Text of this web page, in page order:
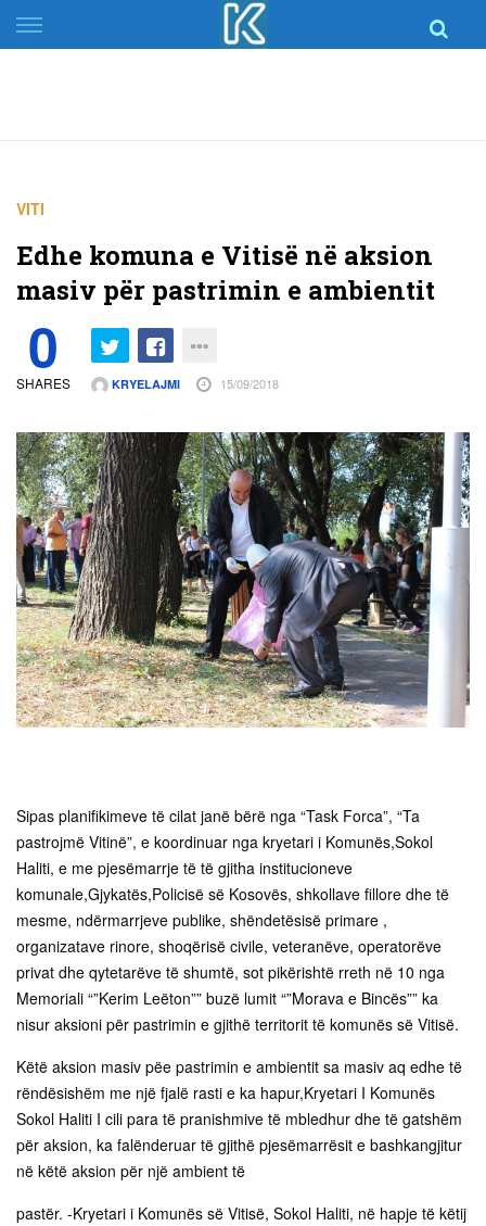
Skip
to
VITI
Edhe komuna e Vitisë në aksion
masiv për pastrimin e ambientit
0
SHARES KRYELAJMI 15/09/2018
Sipas planifikimeve të cilat janë bërë nga “Task Forca”, “Ta
pastrojmë Vitinë”, e koordinuar nga kryetari i Komunës,Sokol
Haliti, e me pjesëmarrje të të gjitha institucioneve
komunale,Gjykatës,Policisë së Kosovës, shkollave fillore dhe të
mesme, ndërmarrjeve publike, shëndetësisë primare ,
organizatave rinore, shoqërisë civile, veteranëve, operatorëve
privat dhe qytetarëve të shumtë, sot pikërishtë rreth në 10 nga
Memoriali “”Kerim Leëton”” buzë lumit “”Morava e Bincës”” ka
nisur aksioni për pastrimin e gjithë territorit të komunës së Vitisë.
Këtë aksion masiv pëe pastrimin e ambientit sa masiv aq edhe të
rëndësishëm me një fjalë rasti e ka hapur,Kryetari I Komunës
Sokol Haliti I cili para të pranishmive të mbledhur dhe të gatshëm
për aksion, ka falënderuar të gjithë pjesëmarrësit e bashkangjitur
në këtë aksion për një ambient të
pastër. -Kryetari i Komunës së Vitisë, Sokol Haliti, në hapje të këtij